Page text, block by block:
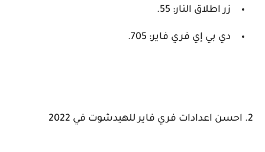
زر اطلاق النار: 55.
دي بي إي فري فاير: 705.